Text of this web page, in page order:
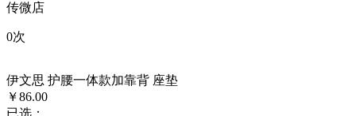
传微店
0次
伊文思 护腰一体款加靠背 座垫
￥86.00